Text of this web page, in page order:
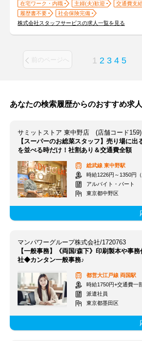
在宅ワーク・内職 主婦(夫)歓迎
交通費支
履歴書不要
社会保険完備
株式会社スタッフサービスの求人一覧を見る
前のページへ 1 2 3 4 5
あなたの検索履歴からのおすすめ求人
サミットストア 東中野店 (店舗コード159)
【スーパーのお総菜スタッフ】売り場に出
を並べる時だけ！社割あり＆交通費全額
総武線 東中野駅
時給1226円～1350円（経験
アルバイト・パート
東京都中野区
マンパワーグループ株式会社/1720763
【一般事務】《両国/森下》印刷製本や事
社◆カンタン一般事務♪
都営大江戸線 両国駅
時給1750円+交通費一
派遣社員
東京都墨田区